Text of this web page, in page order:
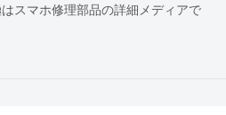
スマホ修理部品の詳細メディアで